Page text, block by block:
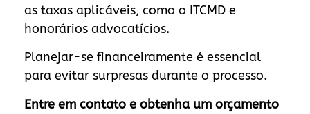
as taxas aplicáveis, como o ITCMD e
honorários advocatícios.
Planejar-se financeiramente é essencial
para evitar surpresas durante o processo.
Entre em contato e obtenha um orçamento